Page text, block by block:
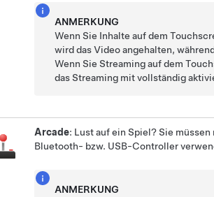
ANMERKUNG
Wenn Sie Inhalte auf dem
wird das Video angehalten,
Wenn Sie Streaming auf dem
das Streaming mit vollständig
Arcade: Lust auf ein Spiel? Sie
Bluetooth- bzw. USB-Controller
ANMERKUNG